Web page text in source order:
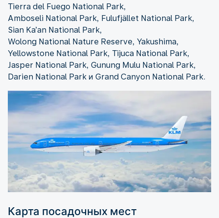
Tierra del Fuego National Park,
Amboseli National Park, Fulufjället National Park,
Sian Ka’an National Park,
Wolong National Nature Reserve, Yakushima,
Yellowstone National Park, Tijuca National Park,
Jasper National Park, Gunung Mulu National Park,
Darien National Park и Grand Canyon National Park.
Карта посадочных мест